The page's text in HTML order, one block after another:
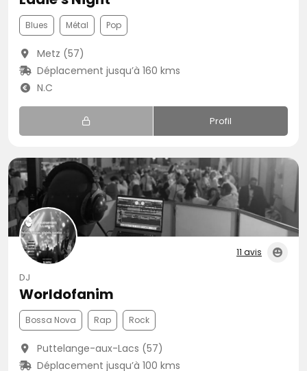
Blues Métal Pop
Metz (57)
Déplacement jusqu’à 160 kms
N.C
Profil
11 avis
DJ
Worldofanim
Bossa Nova Rap Rock
Puttelange-aux-Lacs (57)
Déplacement jusqu’à 100 kms